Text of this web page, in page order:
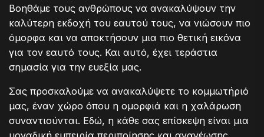
Βοηθάμε τους ανθρώπους να ανακαλύψουν την
καλύτερη εκδοχή του εαυτού τους, να νιώσουν πιο
όμορφα και να αποκτήσουν μια πιο θετική εικόνα
για τον εαυτό τους. Και αυτό, έχει τεράστια
σημασία για την ευεξία μας.
Σας προσκαλούμε να ανακαλύψετε το κομμωτήριό
μας, έναν χώρο όπου η ομορφιά και η χαλάρωση
συναντιούνται. Εδώ, η κάθε σας επίσκεψη είναι μια